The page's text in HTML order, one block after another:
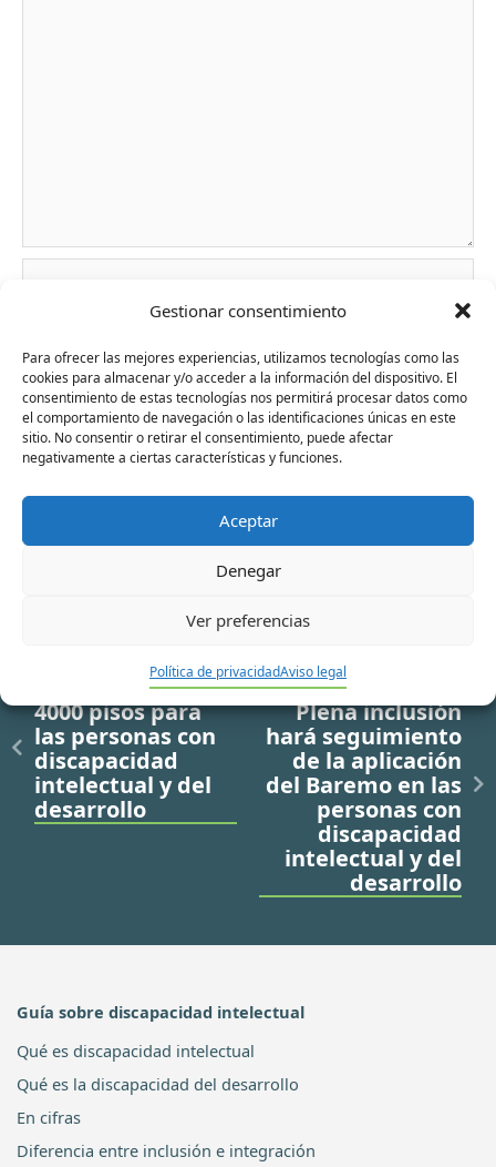
Gestionar consentimiento
Para ofrecer las mejores experiencias, utilizamos tecnologías como las
cookies para almacenar y/o acceder a la información del dispositivo. El
consentimiento de estas tecnologías nos permitirá procesar datos como
el comportamiento de navegación o las identificaciones únicas en este
sitio. No consentir o retirar el consentimiento, puede afectar
negativamente a ciertas características y funciones.
Aceptar
Denegar
Ver preferencias
Política de privacidadAviso legal
Nombre*
Correo
electrónico*
Web
Ir a noticia anterior
4000 pisos para
las personas con
discapacidad
intelectual y del
desarrollo
Ir a noticia siguiente
Plena inclusión
hará seguimiento
de la aplicación
del Baremo en las
personas con
discapacidad
intelectual y del
desarrollo
Guía sobre discapacidad intelectual
Qué es discapacidad intelectual
Qué es la discapacidad del desarrollo
En cifras
Diferencia entre inclusión e integración